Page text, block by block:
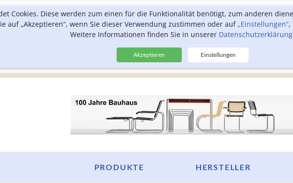
Cookies. Diese werden zum einen für die Funktionalität benötigt, zum anderen
auf „Akzeptieren“, wenn Sie dieser Verwendung zustimmen oder auf„Einstellungen“,
Weitere Informationen finden Sie in unserer Datenschutzerklärung
Akzeptieren Einstellungen
HERSTELLER
PRODUKTE